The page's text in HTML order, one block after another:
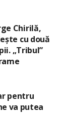
Chirilă,
cu două
„Tribul”
pentru
va putea